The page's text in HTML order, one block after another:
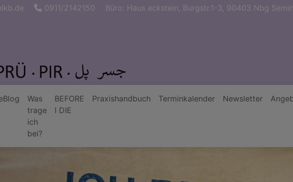
0911/2142150
Büro: Haus eckstein, Burgstr.1-3, 90403 Nbg
Was
trage
ich
bei?
BEFORE
I DIE
Praxishandbuch Terminkalender Newsletter